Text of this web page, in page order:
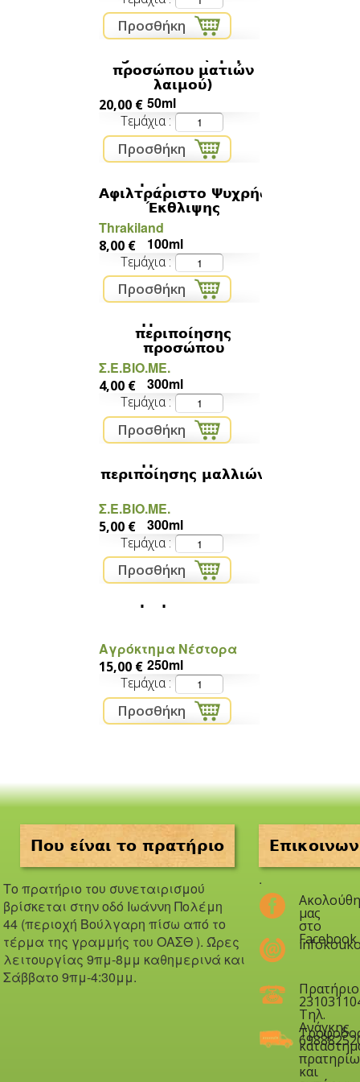
προσώπου ματιών
λαιμού)
20,00 € 50ml
Τεμάχια
Αφιλτράριστο Ψυχρής
Έκθλιψης
Thrakiland
8,00 € 100ml
Τεμάχια
περιποίησης
προσώπου
Σ.Ε.ΒΙΟ.ΜΕ.
4,00 € 300ml
Τεμάχια
περιποίησης μαλλιών
Σ.Ε.ΒΙΟ.ΜΕ.
5,00 € 300ml
Τεμάχια
Αγρόκτημα Νέστορα
15,00 € 250ml
Τεμάχια
Που είναι το πρατήριο
Το πρατήριο του συνεταιρισμού
βρίσκεται στην οδό Iωάννη Πολέμη
44 (περιοχή Βούλγαρη πίσω από το
τέρμα της γραμμής του ΟΑΣΘ ). Ώρες
λειτουργίας 9πμ-8μμ καθημερινά και
Σάββατο 9πμ-4:30μμ.
.
μας
στο
Facebook
Πρατήριο
Τηλ.
Ανάγκης
και